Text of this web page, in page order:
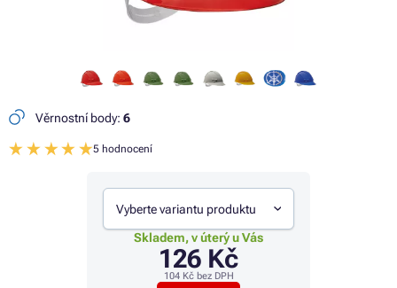
Věrnostní body: 6
5 hodnocení
Vyberte variantu produktu
Skladem, v úterý u Vás
126 Kč
104 Kčbez DPH